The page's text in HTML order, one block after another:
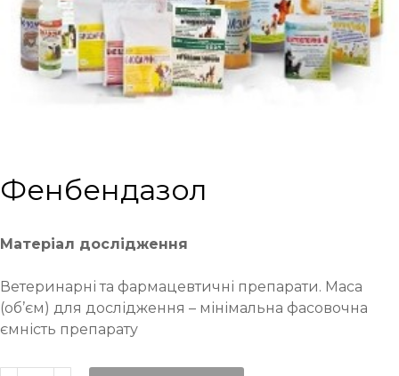
Фенбендазол
Матеріал дослідження
Ветеринарні та фармацевтичні препарати. Маса
(об’єм) для дослідження – мінімальна фасовочна
ємність препарату